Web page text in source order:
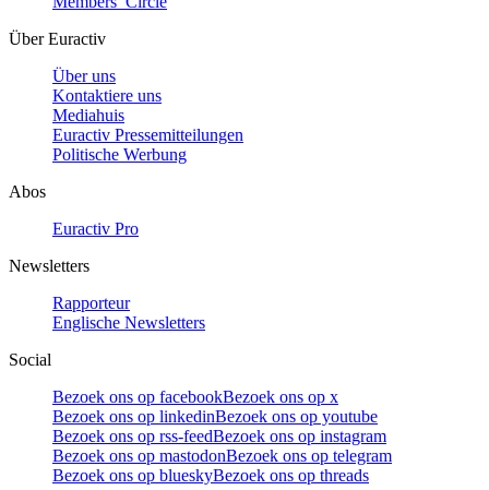
Über Euractiv
Über uns
Kontaktiere uns
Mediahuis
Euractiv Pressemitteilungen
Politische Werbung
Abos
Euractiv Pro
Newsletters
Rapporteur
Englische Newsletters
Social
Bezoek ons op facebookBezoek ons op x
Bezoek ons op linkedinBezoek ons op youtube
Bezoek ons op rss-feedBezoek ons op instagram
Bezoek ons op mastodonBezoek ons op telegram
Bezoek ons op blueskyBezoek ons op threads